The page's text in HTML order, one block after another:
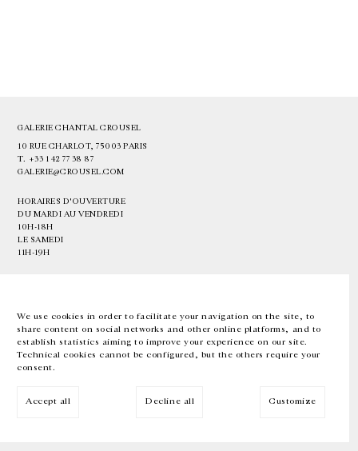
We use cookies in order to facilitate your navigation on the site, to
share content on social networks and other online platforms, and to
establish statistics aiming to improve your experience on our site.
Technical cookies cannot be configured, but the others require your
consent.
Accept all Decline all Customize
GALERIE CHANTAL CROUSEL
10 RUE CHARLOT, 75003 PARIS
T. +33 1 42 77 38 87
GALERIE@CROUSEL.COM
HORAIRES D'OUVERTURE
DU MARDI AU VENDREDI
10H-18H
LE SAMEDI
11H-19H
EN FR 中文 Facebook Instagram
Inscrivez-vous à notre newsletter